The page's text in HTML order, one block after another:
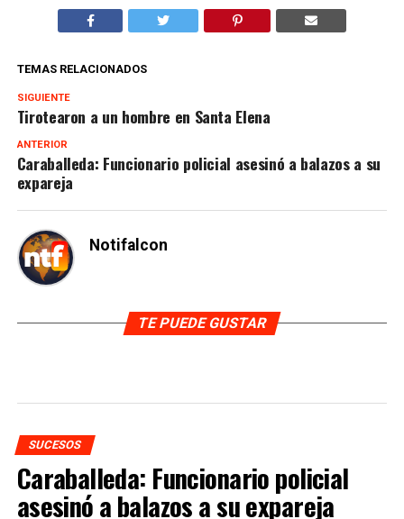
TEMAS RELACIONADOS
SIGUIENTE
Tirotearon a un hombre en Santa Elena
ANTERIOR
Caraballeda: Funcionario policial asesinó a balazos a su
expareja
Notifalcon
TE PUEDE GUSTAR
SUCESOS
Caraballeda: Funcionario policial
asesinó a balazos a su expareja